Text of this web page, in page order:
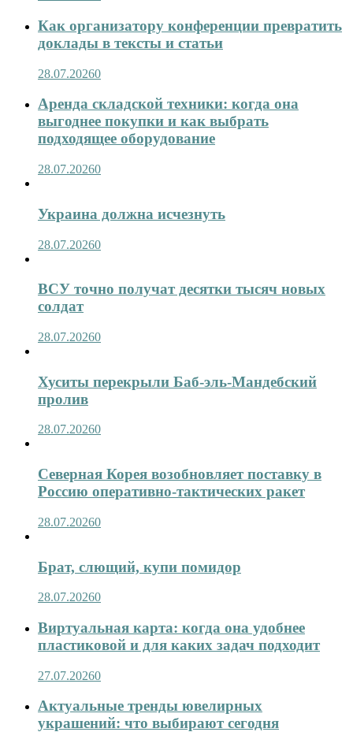
Как организатору конференции превратить
доклады в тексты и статьи
28.07.20260
Аренда складской техники: когда она
выгоднее покупки и как выбрать
подходящее оборудование
28.07.20260
Украина должна исчезнуть
28.07.20260
ВСУ точно получат десятки тысяч новых
солдат
28.07.20260
Хуситы перекрыли Баб-эль-Мандебский
пролив
28.07.20260
Северная Корея возобновляет поставку в
Россию оперативно-тактических ракет
28.07.20260
Брат, слющий, купи помидор
28.07.20260
Виртуальная карта: когда она удобнее
пластиковой и для каких задач подходит
27.07.20260
Актуальные тренды ювелирных
украшений: что выбирают сегодня